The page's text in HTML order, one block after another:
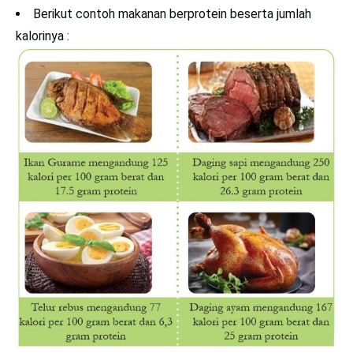
Berikut contoh makanan berprotein beserta jumlah
kalorinya :